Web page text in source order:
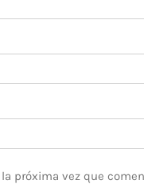
próxima vez que